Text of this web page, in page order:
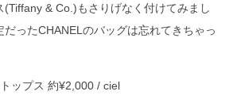
(Tiffany & Co.)もさりげなく付けてみまし
ったCHANELのバッグは忘れてきちゃっ
ップス 約¥2,000 / ciel